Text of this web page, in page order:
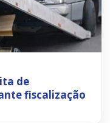
de
fiscalização